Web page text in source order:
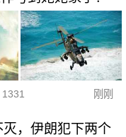
1331 刚刚
，伊朗犯下两个